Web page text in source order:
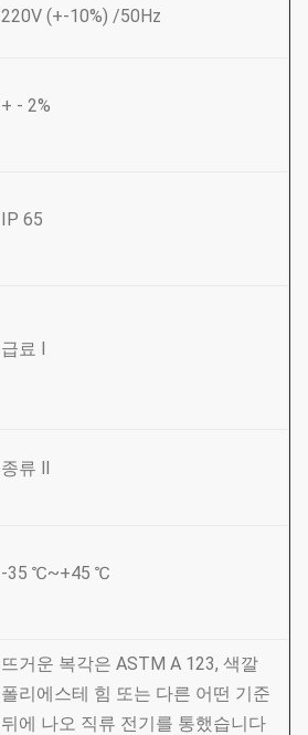
220V (+-10%) /50Hz
+ - 2%
IP 65
급료 Ⅰ
종류 Ⅱ
-35 ℃~+45 ℃
뜨거운 복각은 ASTM A 123, 색깔
폴리에스테 힘 또는 다른 어떤 기준
뒤에 나오 직류 전기를 통했습니다